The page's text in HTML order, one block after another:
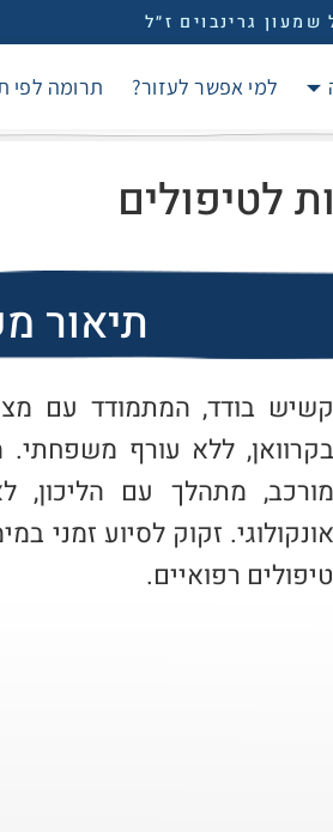
שמעון גרינבוים ז״ל
למי אפשר לעזור? תרומה לפי
לטיפולים
תיאור
טיפולים רפואיים.